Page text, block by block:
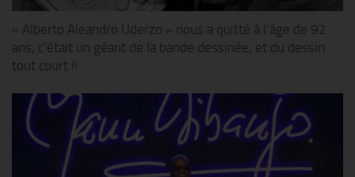
« Alberto Aleandro Uderzo » nous a quitté à l’âge de 92
ans, c’était un géant de la bande dessinée, et du dessin
tout court !!